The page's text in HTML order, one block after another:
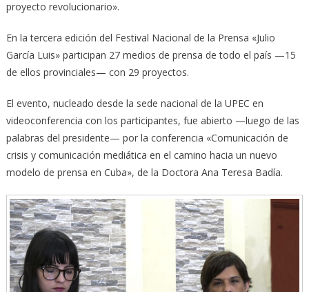
proyecto revolucionario».
En la tercera edición del Festival Nacional de la Prensa «Julio
García Luis» participan 27 medios de prensa de todo el país —15
de ellos provinciales— con 29 proyectos.
El evento, nucleado desde la sede nacional de la UPEC en
videoconferencia con los participantes, fue abierto —luego de las
palabras del presidente— por la conferencia «Comunicación de
crisis y comunicación mediática en el camino hacia un nuevo
modelo de prensa en Cuba», de la Doctora Ana Teresa Badía.